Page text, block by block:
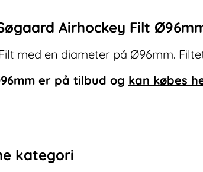
Airhockey Filt
med en diameter på Ø96mm.
er på tilbud og kan købes
kategori